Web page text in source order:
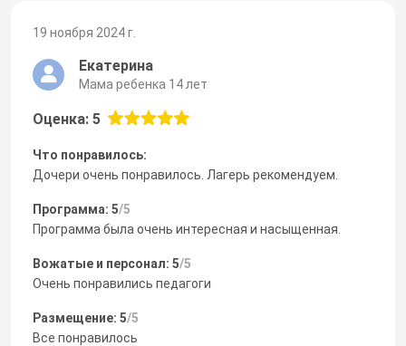
19 ноября 2024 г.
Екатерина
Мама ребенка 14 лет
Оценка: 5
Что понравилось:
Дочери очень понравилось. Лагерь рекомендуем.
Программа: 5/5
Программа была очень интересная и насыщенная.
Вожатые и персонал: 5/5
Очень понравились педагоги
Размещение: 5/5
Все понравилось